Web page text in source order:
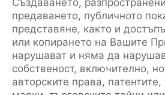
предаването, публичното
представяне, както и
или копирането на Вашите
нарушават и няма да
собственост, включително,
авторските права, патентите,